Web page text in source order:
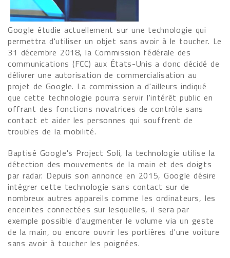
Google étudie actuellement sur une technologie qui
permettra d'utiliser un objet sans avoir à le toucher. Le
31 décembre 2018, la Commission fédérale des
communications (FCC) aux États-Unis a donc décidé de
délivrer une autorisation de commercialisation au
projet de Google. La commission a d'ailleurs indiqué
que cette technologie pourra servir l'intérêt public en
offrant des fonctions novatrices de contrôle sans
contact et aider les personnes qui souffrent de
troubles de la mobilité.
Baptisé Google's Project Soli, la technologie utilise la
détection des mouvements de la main et des doigts
par radar. Depuis son annonce en 2015, Google désire
intégrer cette technologie sans contact sur de
nombreux autres appareils comme les ordinateurs, les
enceintes connectées sur lesquelles, il sera par
exemple possible d'augmenter le volume via un geste
de la main, ou encore ouvrir les portières d'une voiture
sans avoir à toucher les poignées.